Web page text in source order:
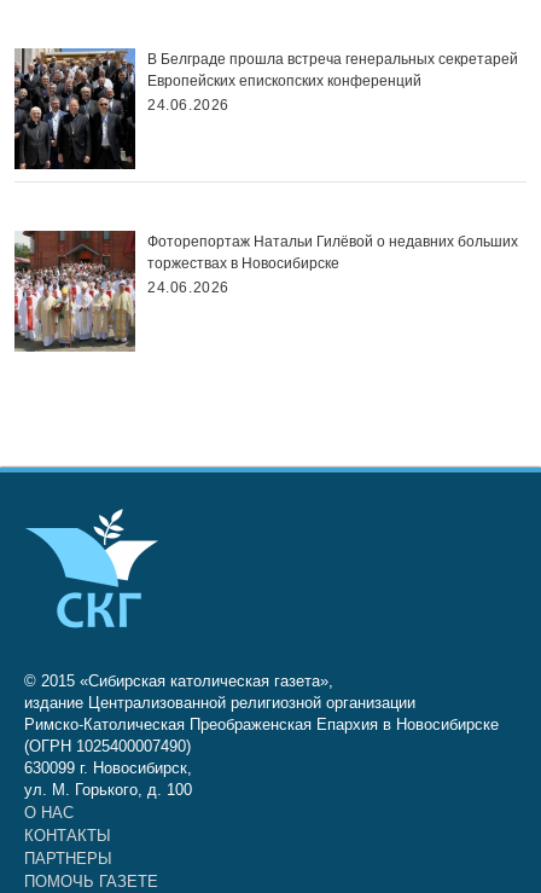
В Белграде прошла встреча генеральных секретарей
Европейских епископских конференций
24.06.2026
Фоторепортаж Натальи Гилёвой о недавних больших
торжествах в Новосибирске
24.06.2026
© 2015 «Сибирская католическая газета»,
издание Централизованной религиозной организации
Римско-Католическая Преображенская Епархия в Новосибирске
(ОГРН 1025400007490)
630099 г. Новосибирск,
ул. М. Горького, д. 100
О НАС
КОНТАКТЫ
ПАРТНЕРЫ
ПОМОЧЬ ГАЗЕТЕ